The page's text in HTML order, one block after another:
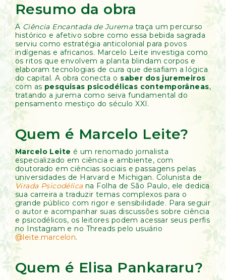
Resumo da obra
A Ciência Encantada de Jurematraça um percurso
histórico e afetivo sobre como essa bebida sagrada
serviu como estratégia anticolonial para povos
indígenas e africanos. Marcelo Leite investiga como
os ritos que envolvem a planta blindam corpos e
elaboram tecnologias de cura que desafiam a lógica
do capital. A obra conecta o saber dos juremeiros
com as pesquisas psicodélicas contemporâneas,
tratando a jurema como seiva fundamental do
pensamento mestiço do século XXI.
Quem é Marcelo Leite?
Marcelo Leite é um renomado jornalista
especializado em ciência e ambiente, com
doutorado em ciências sociais e passagens pelas
universidades de Harvard e Michigan. Colunista de
Virada Psicodélicana Folha de São Paulo, ele dedica
sua carreira a traduzir temas complexos para o
grande público com rigor e sensibilidade. Para seguir
o autor e acompanhar suas discussões sobre ciência
e psicodélicos, os leitores podem acessar seus perfis
no Instagram e no Threads pelo usuário
@leite.marcelon.
Quem é Elisa Pankararu?